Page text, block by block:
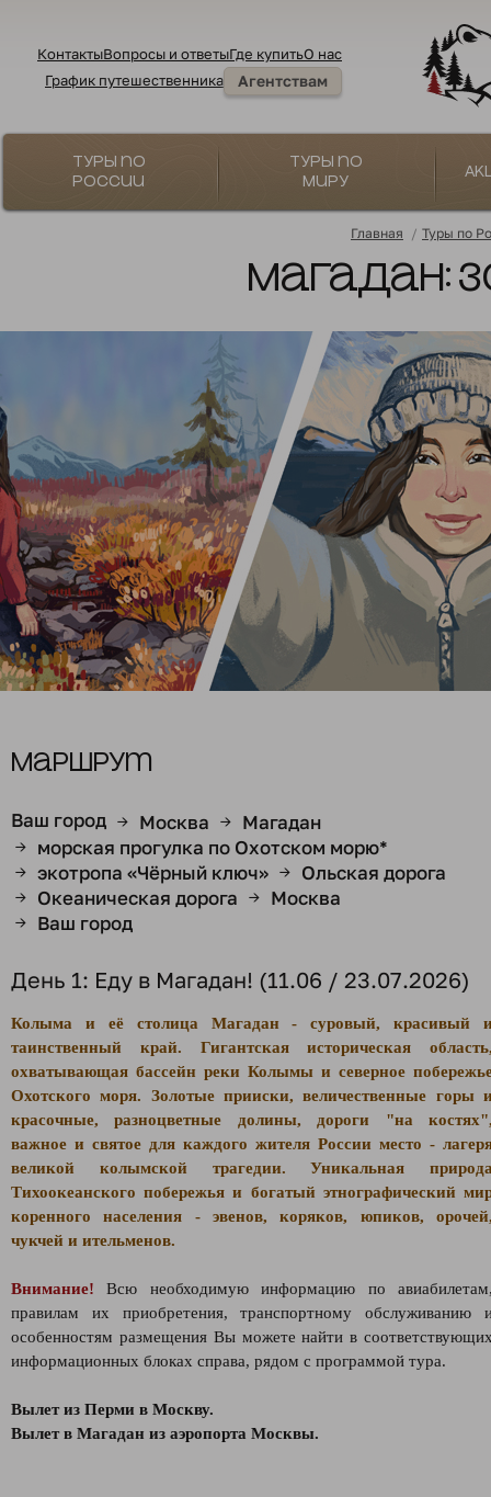
КонтактыВопросы и ответыГде купитьО нас
График путешественника
Агентствам
Туры по
России
Туры по
миру
Главная / Туры по
Магадан:
Маршрут
Ваш город → Москва → Магадан
→ морская прогулка по Охотском морю*
→ экотропа «Чёрный ключ» → Ольская дорога
→ Океаническая дорога → Москва
→ Ваш город
День 1: Еду в Магадан! (11.06 / 23.07.2026)
Колыма и её столица Магадан - суровый, красивый
таинственный край. Гигантская историческая
охватывающая бассейн реки Колымы и северное
Охотского моря. Золотые прииски, величественные горы
красочные, разноцветные долины, дороги "на
важное и святое для каждого жителя России место -
великой колымской трагедии. Уникальная
Тихоокеанского побережья и богатый этнографический
коренного населения - эвенов, коряков, юпиков,
чукчей и ительменов.
Внимание! Всю необходимую информацию по
правилам их приобретения, транспортному обслуживанию
особенностям размещения Вы можете найти в
информационных блоках справа, рядом с программой тура.
Вылет из Перми в Москву.
Вылет в Магадан из аэропорта Москвы.